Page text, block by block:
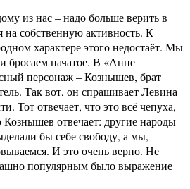
из нас – надо больше верить в
на собственную активность. К
характере этого недостаёт. Мы
бросаем начатое. В «Анне
персонаж – Кознышев, брат
Так вот, он спрашивает Левина
Тот отвечает, что это всё чепуха,
Кознышев отвечает: другие народы
бы себе свободу, а мы,
И это очень верно. Не
популярным было выражение